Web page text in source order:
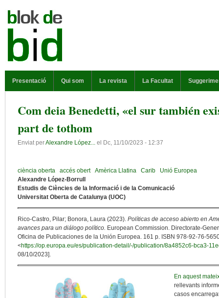
Presentació Qui som La revista La Facultat
Com deia Benedetti, «el sur también
part de tothom
Enviat perAlexandre López... el Dc, 11/10/2023 - 12:37
ciència oberta accés obert Amèrica Llatina Carib
Unió Europea
Alexandre López-Borrull
Estudis de Ciències de la Informació i de la Comunicació
Universitat Oberta de Catalunya (UOC)
Rico-Castro, Pilar; Bonora, Laura (2023). Políticas de acceso abierto en
avances para un diálogo político. European Commission. Directorate-
Oficina de Publicaciones de la Unión Europea. 161 p. ISBN 978-92-76-
<https://op.europa.eu/es/publication-detail/-/publication/8a4852c6-bca3-
08/10/2023].
En aquest
rellevants
casos